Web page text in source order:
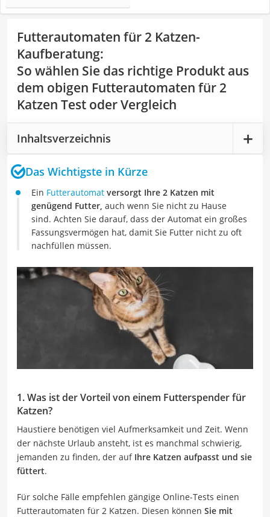
Futterautomaten für 2 Katzen-
Kaufberatung:
So wählen Sie das richtige Produkt aus
dem obigen Futterautomaten für 2
Katzen Test oder Vergleich
Inhaltsverzeichnis
Das Wichtigste in Kürze
Ein Futterautomat versorgt Ihre 2 Katzen mit
genügend Futter, auch wenn Sie nicht zu Hause
sind. Achten Sie darauf, dass der Automat ein großes
Fassungsvermögen hat, damit Sie Futter nicht zu oft
nachfüllen müssen.
1. Was ist der Vorteil von einem Futterspender für
Katzen?
Haustiere benötigen viel Aufmerksamkeit und Zeit. Wenn
der nächste Urlaub ansteht, ist es manchmal schwierig,
jemanden zu finden, der auf Ihre Katzen aufpasst und sie
füttert.
Für solche Fälle empfehlen gängige Online-Tests einen
Futterautomaten für 2 Katzen. Diesen können Sie mit